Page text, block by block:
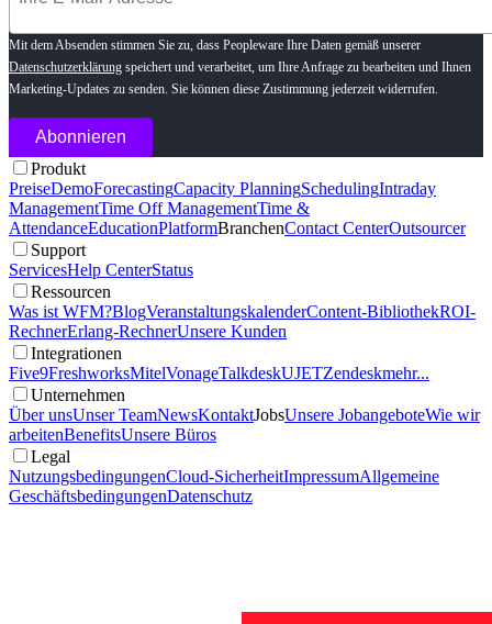
Mit dem Absenden stimmen Sie zu, dass Peopleware Ihre Daten gemäß unserer
Datenschutzerklärung speichert und verarbeitet, um Ihre Anfrage zu bearbeiten und Ihnen
Marketing-Updates zu senden. Sie können diese Zustimmung jederzeit widerrufen.
Produkt
PreiseDemoForecastingCapacity PlanningSchedulingIntraday
ManagementTime Off ManagementTime &
AttendanceEducationPlatformBranchenContact CenterOutsourcer
Support
ServicesHelp CenterStatus
Ressourcen
Was ist WFM?BlogVeranstaltungskalenderContent-BibliothekROI-
RechnerErlang-RechnerUnsere Kunden
Integrationen
Five9FreshworksMitelVonageTalkdeskUJETZendeskmehr...
Unternehmen
Über unsUnser TeamNewsKontaktJobsUnsere JobangeboteWie wir
arbeitenBenefitsUnsere Büros
Legal
NutzungsbedingungenCloud-SicherheitImpressumAllgemeine
GeschäftsbedingungenDatenschutz